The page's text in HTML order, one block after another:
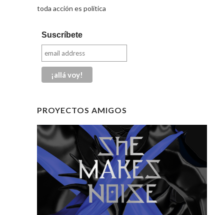
toda acción es política
Suscríbete
PROYECTOS AMIGOS